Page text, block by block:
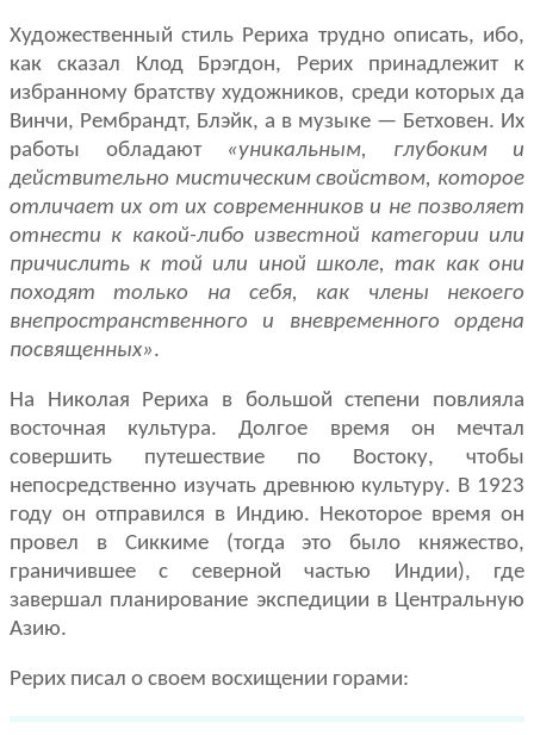
Художественный стиль Рериха трудно описать, ибо,
как сказал Клод Брэгдон, Рерих принадлежит к
избранному братству художников, среди которых да
Винчи, Рембрандт, Блэйк, а в музыке — Бетховен. Их
работы об­ладают
«уникальным, глубоким и
действительно мистическим свойством, которое
отличает их от их современников и не позволяет
отнести к какой-либо известной категории или
причислить к той или иной школе, так как они
походят только на себя, как члены некоего
внепространственного и вневременного ордена
посвященных».
На Николая Рериха в большой степени повлияла
восточная культура. Долгое время он мечтал
совершить путешествие по Востоку, чтобы
непос­редственно изучать древнюю культуру. В 1923
году он отправился в Индию. Некоторое время он
провел в Сиккиме (тогда это было княжество,
грани­чившее с северной частью Индии), где
завершал планирование экспедиции в Центральную
Азию.
Рерих писал о своем восхищении горами: